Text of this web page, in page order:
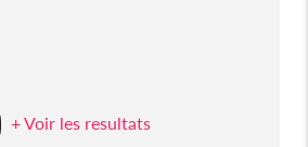
+ Voir les resultats